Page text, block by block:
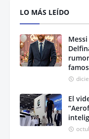
LO MÁS LEÍDO
El